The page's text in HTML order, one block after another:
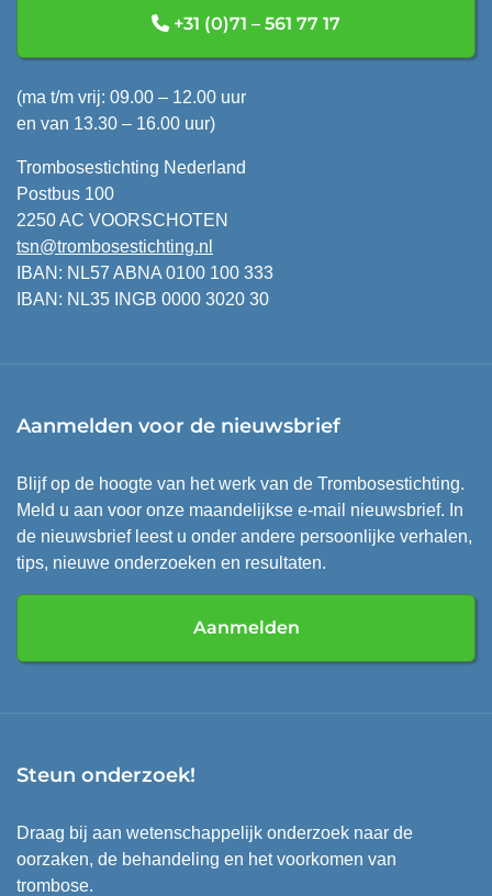
+31 (0)71 – 561 77 17
(ma t/m vrij: 09.00 – 12.00 uur
en van 13.30 – 16.00 uur)
Trombosestichting Nederland
Postbus 100
2250 AC VOORSCHOTEN
tsn@trombosestichting.nl
IBAN: NL57 ABNA 0100 100 333
IBAN: NL35 INGB 0000 3020 30
Aanmelden voor de nieuwsbrief
Blijf op de hoogte van het werk van de Trombosestichting.
Meld u aan voor onze maandelijkse e-mail nieuwsbrief. In
de nieuwsbrief leest u onder andere persoonlijke verhalen,
tips, nieuwe onderzoeken en resultaten.
Aanmelden
Steun onderzoek!
Draag bij aan wetenschappelijk onderzoek naar de
oorzaken, de behandeling en het voorkomen van
trombose.